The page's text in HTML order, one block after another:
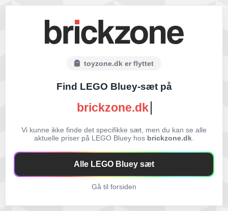
toyzone.dk er flyttet
Find LEGO Bluey-sæt på
brickzone.dk
Vi kunne ikke finde det specifikke sæt, men du kan se alle
aktuelle priser på LEGO Bluey hos brickzone.dk
Alle LEGO Bluey sæt
Gå til forsiden